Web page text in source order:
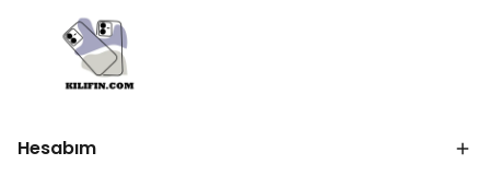
Hesabım